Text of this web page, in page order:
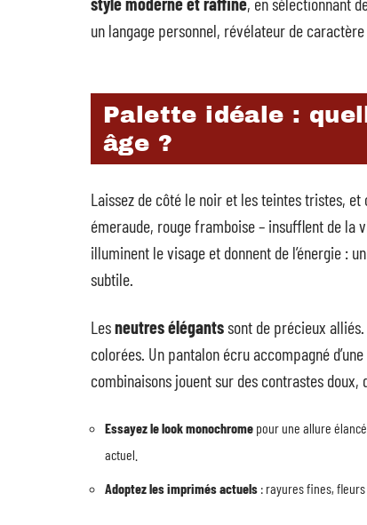
un langage personnel, révélateur de caractère
Palette idéale :
âge ?
Laissez de côté le noir et les teintes tristes,
émeraude, rouge framboise – insufflent de la
illuminent le visage et donnent de l’énergie :
subtile.
Lesneutres élégantssont de précieux
colorées. Un pantalon écru accompagné
combinaisons jouent sur des contrastes
Essayez le look monochrome pour une allure
actuel.
Adoptez les imprimés actuels : rayures fines,